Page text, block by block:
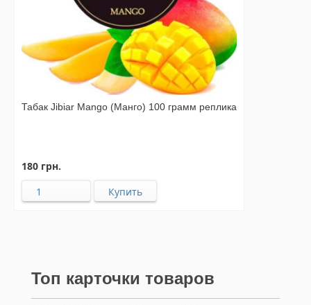
Табак Jibiar Mango (Манго) 100 грамм реплика
180 грн.
Топ карточки товаров